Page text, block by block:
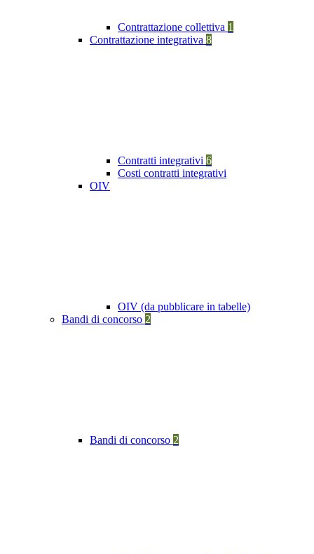
Contrattazione collettiva 1
Contrattazione integrativa 8
Contratti integrativi 6
Costi contratti integrativi
OIV
OIV (da pubblicare in tabelle)
Bandi di concorso 2
Bandi di concorso 2